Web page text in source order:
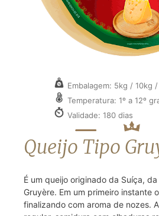
Embalagem: 5kg / 10kg
Temperatura: 1º a 12º
Validade: 180 dias
Queijo Tipo
É um queijo originado da Suíça,
Gruyère. Em um primeiro instante
finalizando com aroma de nozes.